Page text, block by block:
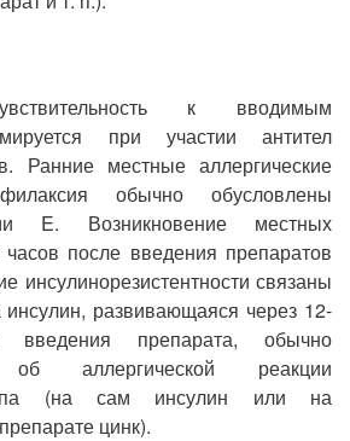
к вводимым
при участии антител
Ранние местные аллергические
обычно обусловлены
E. Возникновение местных
после введения препаратов
инсулинорезистентности связаны
развивающаяся через 12-
препарата, обычно
об аллергической реакции
(на сам инсулин или на
цинк).